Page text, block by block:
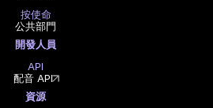
按使命
公共部門
開發人員
API
配音 API
資源